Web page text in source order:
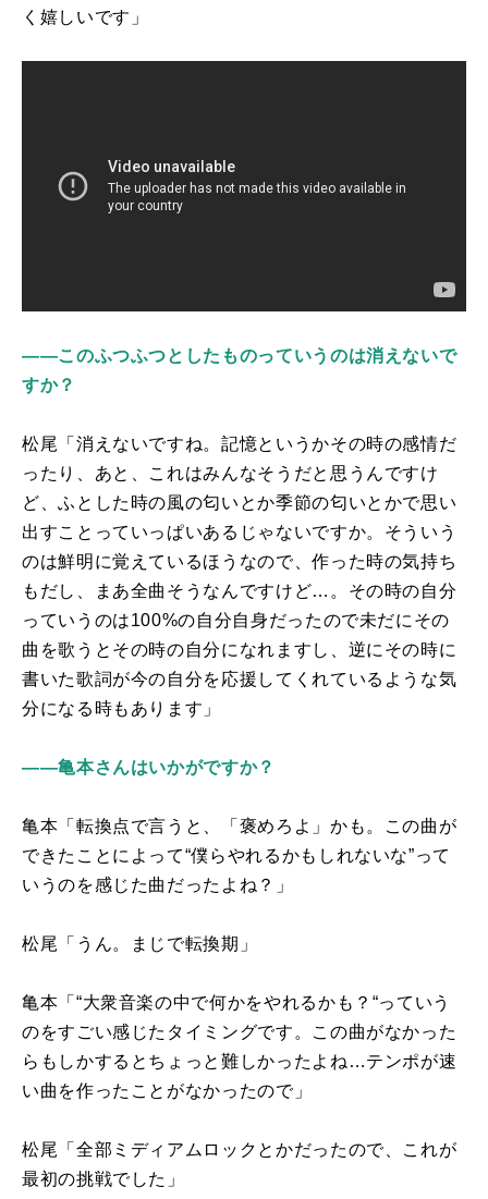
く嬉しいです」
――このふつふつとしたものっていうのは消えないで
すか？
松尾「消えないですね。記憶というかその時の感情だ
ったり、あと、これはみんなそうだと思うんですけ
ど、ふとした時の風の匂いとか季節の匂いとかで思い
出すことっていっぱいあるじゃないですか。そういう
のは鮮明に覚えているほうなので、作った時の気持ち
もだし、まあ全曲そうなんですけど…。その時の自分
っていうのは100%の自分自身だったので未だにその
曲を歌うとその時の自分になれますし、逆にその時に
書いた歌詞が今の自分を応援してくれているような気
分になる時もあります」
――亀本さんはいかがですか？
亀本「転換点で言うと、「褒めろよ」かも。この曲が
できたことによって“僕らやれるかもしれないな”って
いうのを感じた曲だったよね？」
松尾「うん。まじで転換期」
亀本「“大衆音楽の中で何かをやれるかも？“っていう
のをすごい感じたタイミングです。この曲がなかった
らもしかするとちょっと難しかったよね…テンポが速
い曲を作ったことがなかったので」
松尾「全部ミディアムロックとかだったので、これが
最初の挑戦でした」